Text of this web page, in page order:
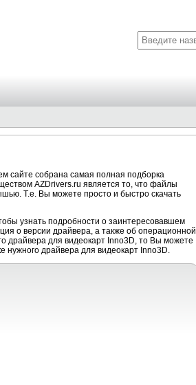
сайте собрана самая полная подборка
AZDrivers.ru является то, что файлы
Т.е. Вы можете просто и быстро скачать
узнать подробности о заинтересовавшем
о версии драйвера, а также об операционной
драйвера для видеокарт Inno3D, то Вы можете
нужного драйвера для видеокарт Inno3D.